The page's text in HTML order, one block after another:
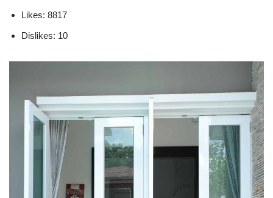
Likes: 8817
Dislikes: 10